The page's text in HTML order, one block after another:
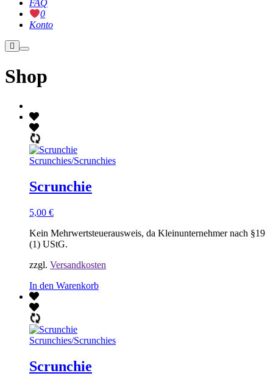
FAQ
0
Konto
Weitere
Informationen
Hauptmenü
Shop
Scrunchies/Scrunchies
Scrunchie
5,00 €
Kein Mehrwertsteuerausweis, da Kleinunternehmer nach §19
(1) UStG.
zzgl. Versandkosten
In den Warenkorb
Scrunchies/Scrunchies
Scrunchie